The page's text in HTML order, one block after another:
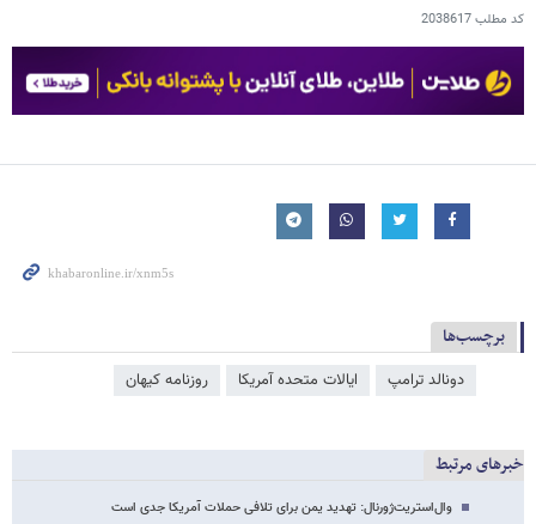
کد مطلب2038617
برچسب‌ها
دونالد ترامپ ایالات متحده آمریکا روزنامه کیهان
خبرهای مرتبط
وال‌استریت‌ژورنال: تهدید یمن برای تلافی حملات آمریکا جدی است